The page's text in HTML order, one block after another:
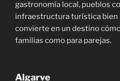
gastronomía local, pueblos
infraestructura turística bien
convierte en un destino
familias como para parejas.
Algarve